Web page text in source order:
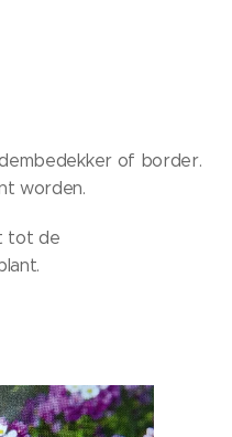
of border.
worden.
tot de